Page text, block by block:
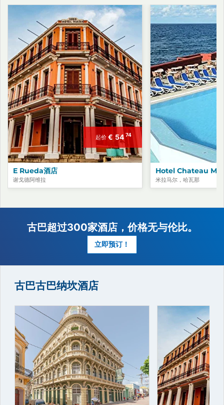
E Rueda酒店
谢戈德阿维拉
起价 € 54 74
Hotel Chateau
米拉马尔，哈瓦那
古巴超过300家酒店，价格无与
古巴古巴纳坎酒店